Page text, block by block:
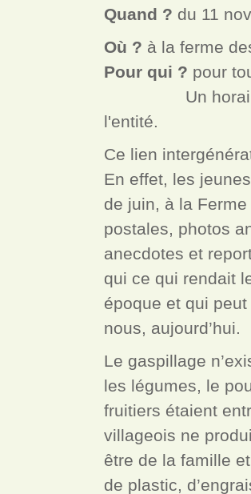
Quand ? du 11 nov
Où ? à la ferme
Pour qui ? pour
Un horaire
l'entité.
Ce lien
En effet, les
de juin, à la
postales, photos
anecdotes et
qui ce qui rendait
époque et qui
nous, aujourd’hui.
Le gaspillage
les légumes, le
fruitiers étaient
villageois ne
être de la famille
de plastic,